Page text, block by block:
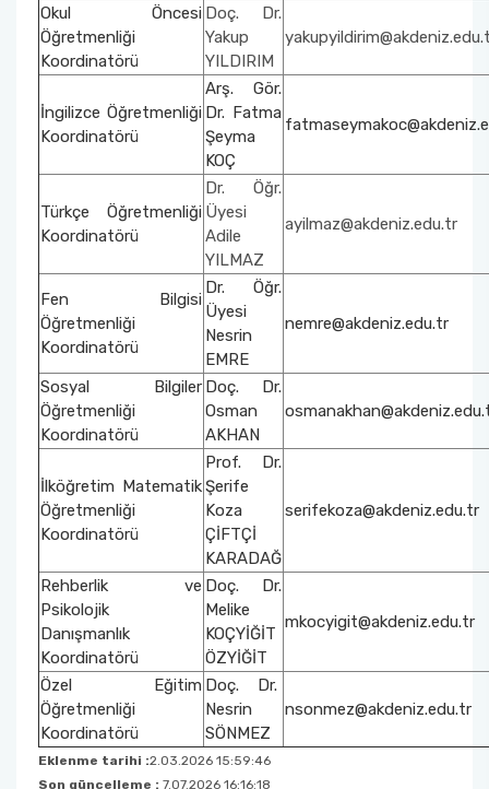
Okul Öncesi
Öğretmenliği
Koordinatörü
Doç. Dr.
Yakup
YILDIRIM
İngilizce Öğretmenliği
Koordinatörü
Arş. Gör.
Dr. Fatma
Şeyma
KOÇ
Türkçe Öğretmenliği
Koordinatörü
Dr. Öğr.
Üyesi
Adile
YILMAZ
ayilmaz@akdeniz.edu.tr
Fen Bilgisi
Öğretmenliği
Koordinatörü
Dr. Öğr.
Üyesi
Nesrin
EMRE
nemre@akdeniz.edu.tr
Sosyal Bilgiler
Öğretmenliği
Koordinatörü
Doç. Dr.
Osman
AKHAN
İlköğretim Matematik
Öğretmenliği
Koordinatörü
Prof. Dr.
Şerife
Koza
ÇİFTÇİ
KARADAĞ
serifekoza@akdeniz.edu.tr
Rehberlik ve
Psikolojik
Danışmanlık
Koordinatörü
Doç. Dr.
Melike
KOÇYİĞİT
ÖZYİĞİT
mkocyigit@akdeniz.edu.tr
Özel Eğitim
Öğretmenliği
Koordinatörü
Doç. Dr.
Nesrin
SÖNMEZ
nsonmez@akdeniz.edu.tr
Eklenme tarihi :2.03.2026 15:59:46
Son güncelleme : 7.07.2026 16:16:18
Organizasyon Şeması
Öğrenci Bilgi Sistemi (OBS)
Barınma, Burs ve Çalışma Olanakları (SKS)
Mezun Bilgi Sistemi
Danışmanlıklar